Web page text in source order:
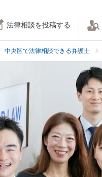
法律相談を投稿する
中央区で法律相談できる弁護士